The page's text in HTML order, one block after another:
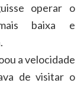
operar o
baixa e
a velocidade
de visitar o